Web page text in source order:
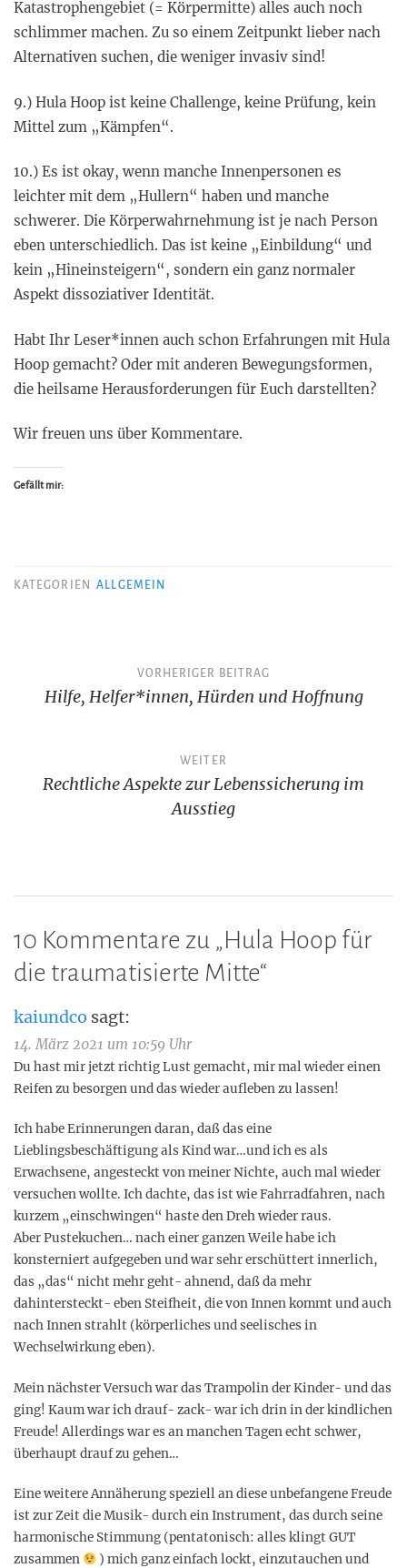
Katastrophengebiet (= Körpermitte) alles auch noch
schlimmer machen. Zu so einem Zeitpunkt lieber nach
Alternativen suchen, die weniger invasiv sind!
9.) Hula Hoop ist keine Challenge, keine Prüfung, kein
Mittel zum „Kämpfen“.
10.) Es ist okay, wenn manche Innenpersonen es
leichter mit dem „Hullern“ haben und manche
schwerer. Die Körperwahrnehmung ist je nach Person
eben unterschiedlich. Das ist keine „Einbildung“ und
kein „Hineinsteigern“, sondern ein ganz normaler
Aspekt dissoziativer Identität.
Habt Ihr Leser*innen auch schon Erfahrungen mit Hula
Hoop gemacht? Oder mit anderen Bewegungsformen,
die heilsame Herausforderungen für Euch darstellten?
Wir freuen uns über Kommentare.
Gefällt mir:
KATEGORIEN ALLGEMEIN
Beitragsnavigation
VORHERIGER BEITRAG
Hilfe, Helfer*innen, Hürden und Hoffnung
WEITER
Rechtliche Aspekte zur Lebenssicherung im
Ausstieg
10 Kommentare zu „Hula Hoop für
die traumatisierte Mitte“
kaiundco sagt:
14. März 2021 um 10:59 Uhr
Du hast mir jetzt richtig Lust gemacht, mir mal wieder einen
Reifen zu besorgen und das wieder aufleben zu lassen!
Ich habe Erinnerungen daran, daß das eine
Lieblingsbeschäftigung als Kind war…und ich es als
Erwachsene, angesteckt von meiner Nichte, auch mal wieder
versuchen wollte. Ich dachte, das ist wie Fahrradfahren, nach
kurzem „einschwingen“ haste den Dreh wieder raus.
Aber Pustekuchen… nach einer ganzen Weile habe ich
konsterniert aufgegeben und war sehr erschüttert innerlich,
das „das“ nicht mehr geht- ahnend, daß da mehr
dahintersteckt- eben Steifheit, die von Innen kommt und auch
nach Innen strahlt (körperliches und seelisches in
Wechselwirkung eben).
Mein nächster Versuch war das Trampolin der Kinder- und das
ging! Kaum war ich drauf- zack- war ich drin in der kindlichen
Freude! Allerdings war es an manchen Tagen echt schwer,
überhaupt drauf zu gehen…
Eine weitere Annäherung speziell an diese unbefangene Freude
ist zur Zeit die Musik- durch ein Instrument, das durch seine
harmonische Stimmung (pentatonisch: alles klingt GUT
zusammen
) mich ganz einfach lockt, einzutauchen und